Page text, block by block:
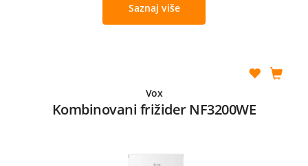
Saznaj više
Vox
Kombinovani frižider NF3200WE